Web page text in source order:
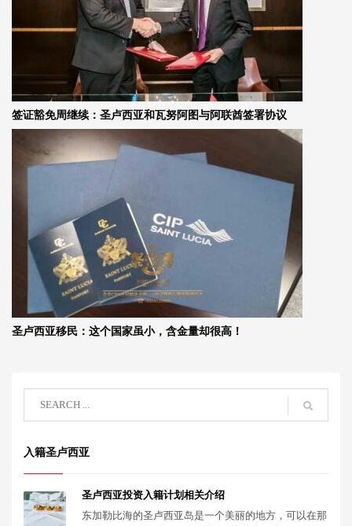
签证豁免周继续：圣卢西亚和瓦努阿图与阿联酋签署协议
圣卢西亚移民：这个国家虽小，含金量却很高！
入籍圣卢西亚
圣卢西亚投资入籍计划相关介绍
东加勒比海的圣卢西亚岛是一个美丽的地方，可以在那